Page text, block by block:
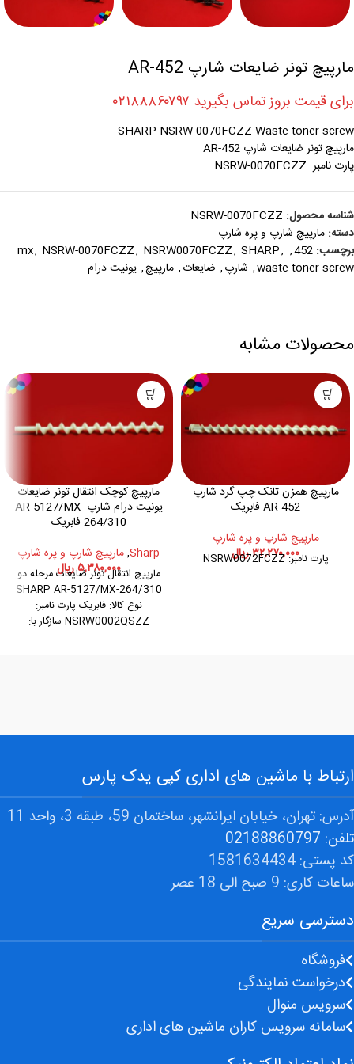
مارپیچ تونر ضایعات شارپ AR-452
برای قیمت بروز تماس بگیرید ۰۲۱۸۸۸۶۰۷۹۷
SHARP NSRW-0070FCZZ Waste toner screw
مارپیچ تونر ضایعات شارپ AR-452
پارت نامبر: NSRW-0070FCZZ
شناسه محصول: NSRW-0070FCZZ
دسته: مارپيچ شارپ و پره شارپ
برچسب: 452
,
mx, NSRW-0070FCZZ, NSRW0070FCZZ, SHARP,
waste toner screw
, شارپ, ضایعات, مارپیچ, یونیت درام
محصولات مشابه
مارپیچ همزن تانک چپ گرد شارپ
AR-452 فابریک
مارپيچ شارپ و پره شارپ
۳۲,۲۷۰,۰۰۰ریال پارت نامبر: NSRW0072FCZZ
مارپیچ کوچک انتقال تونر ضایعات
یونیت درام شارپ AR-5127/MX-
264/310 فابریک
Sharp
,مارپيچ شارپ و پره شارپ
۵,۳۸۰,۰۰۰ریال
مارپیچ انتقال تونر ضایعات مرحله دو
SHARP AR-5127/MX-264/310
نوع کالا: فابریک پارت نامبر:
NSRW0002QSZZ سازگار با:
دسترسی سریع
فروشگاه
درخواست نمایندگی
سرویس منوال
سامانه سرویس کاران ماشین های اداری
ارتباط با ماشین های اداری کپی یدک پارس
آدرس: تهران، خیابان ایرانشهر، ساختمان 59، طبقه 3، واحد 11
تلفن: 02188860797
کد پستی: 1581634434
ساعات کاری: 9 صبح الی 18 عصر